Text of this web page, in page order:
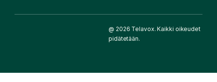
@ 2026 Telavox. Kaikki oikeudet
pidätetään.